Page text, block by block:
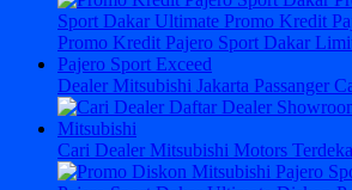
Dealer Mitsubishi Jakarta Passanger
Cari Dealer Mitsubishi Motors